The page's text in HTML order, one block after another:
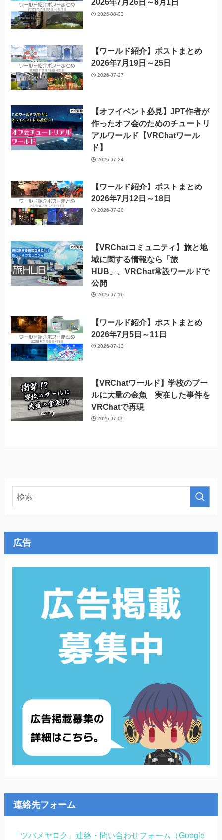
2026年7月26日～8月1日
2026-08-03
【ワールド紹介】ポストまとめ
2026年7月19日～25日
2026-07-27
【オフイベント必見】JPT作者が
作ったオフ会のためのチュートリ
アルワールド【VRChatワール
ド】
2026-07-24
【ワールド紹介】ポストまとめ
2026年7月12日～18日
2026-07-20
【VRChatコミュニティ】旅と地
域に関する情報なら「旅
HUB」、VRChat常設ワールドで
公開
2026-07-16
【ワールド紹介】ポストまとめ
2026年7月5日～11日
2026-07-13
【VRChatワールド】学校のプー
ルに大量の金魚 実在した事件を
VRChatで再現
2026-07-09
広告
連絡先フォーム
「ツバメヤロク」連絡・問い合わせフォーム（Google